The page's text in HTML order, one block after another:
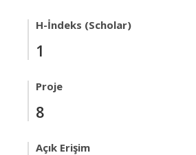
H-İndeks (Scholar)
1
Proje
8
Açık Erişim